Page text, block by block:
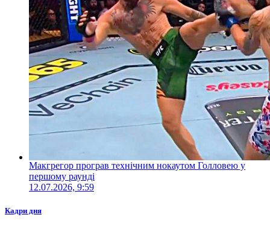
Макгрегор програв технічним нокаутом Голловею у
першому раунді
12.07.2026, 9:59
Кадри дня